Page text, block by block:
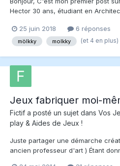
Hector 30 ans, étudiant en
coup de foudre pour le Molkky.
mon père (70eme Anniversaire) qui
25 juin 2018 6 réponses
mölkky molkky (et 4 en plus)
Jeux fabriquer moi-
Fictif a posté un sujet dans Vos
play & Aides de Jeux !
Juste partager une démarche
ancien professeur d'art ) Étant